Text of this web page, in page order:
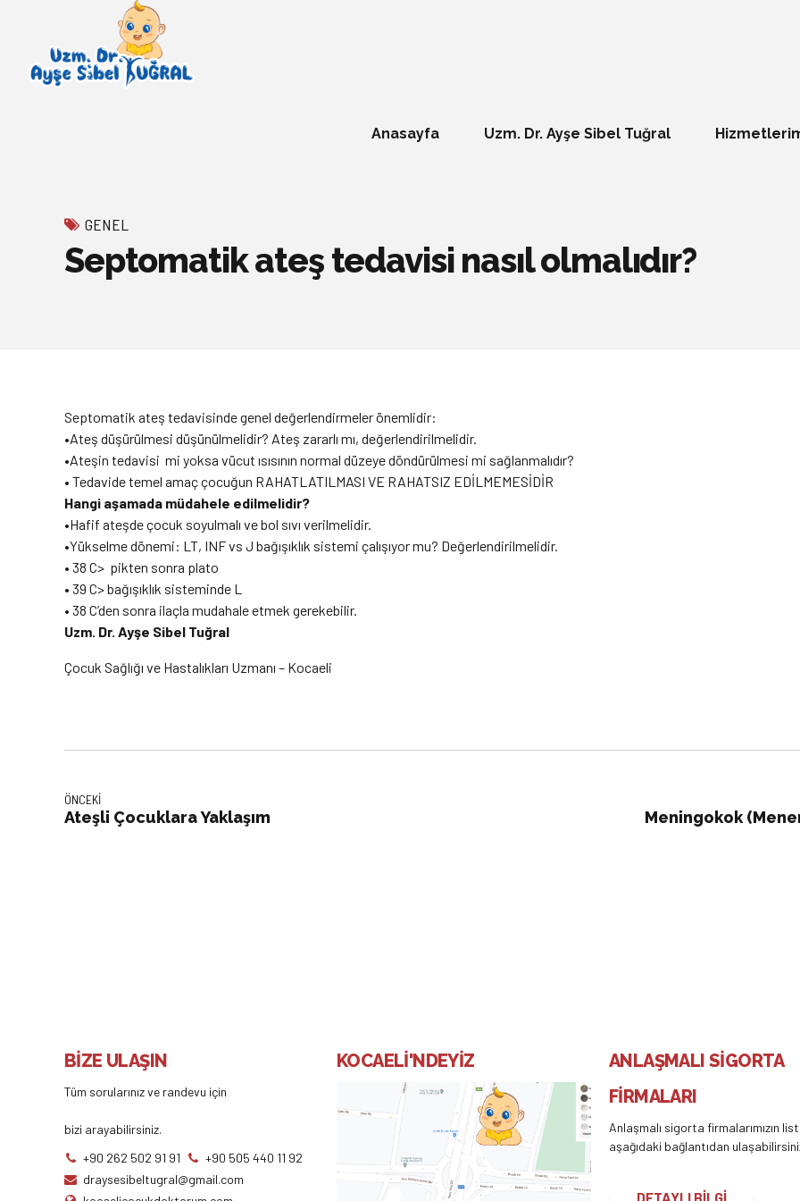
Anasayfa Uzm. Dr. Ayşe Sibel Tuğral
GENEL
Septomatik ateş tedavisi nasıl olmalıdır?
Septomatik ateş tedavisinde genel değerlendirmeler önemlidir:
•Ateş düşürülmesi düşünülmelidir? Ateş zararlı mı, değerlendirilmelidir.
•Ateşin tedavisi mi yoksa vücut ısısının normal düzeye döndürülmesi mi sağlanmalıdır?
• Tedavide temel amaç çocuğun RAHATLATILMASI VE RAHATSIZ EDİLMEMESİDİR
Hangi aşamada müdahele edilmelidir?
•Hafif ateşde çocuk soyulmalı ve bol sıvı verilmelidir.
•Yükselme dönemi: LT, INF vs J bağışıklık sistemi çalışıyor mu? Değerlendirilmelidir.
• 38 C> pikten sonra plato
• 39 C> bağışıklık sisteminde L
• 38 C’den sonra ilaçla mudahale etmek gerekebilir.
Uzm. Dr. Ayşe Sibel Tuğral
Çocuk Sağlığı ve Hastalıkları Uzmanı – Kocaeli
ÖNCEKI
Ateşli Çocuklara Yaklaşım Meningokok
BİZE ULAŞIN
Tüm sorularınız ve randevu için
bizi arayabilirsiniz.
+90 262 502 91 91
+90 505 440 11 92
draysesibeltugral@gmail.com
KOCAELİ'NDEYİZ
ANLAŞMALI SİGORTA
FİRMALARI
Anlaşmalı sigorta firmalarımızın
aşağıdaki bağlantıdan
DETAYLI BİLGİ